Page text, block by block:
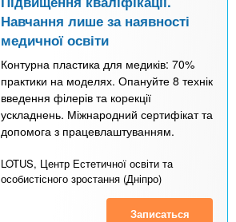
Навчання лише за наявності
медичної освіти
Контурна пластика для медиків: 70%
практики на моделях. Опануйте 8 технік
введення філерів та корекції
ускладнень. Міжнародний сертифікат та
допомога з працевлаштуванням.
LOTUS, Центр Естетичної освіти та
особистісного зростання (Дніпро)
Записаться